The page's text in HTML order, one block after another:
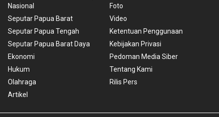
Nasional
Seputar Papua Barat
Seputar Papua Tengah
Seputar Papua Barat Daya
Ekonomi
Hukum
Olahraga
Artikel
Foto
Video
Ketentuan Penggunaan
Kebijakan Privasi
Pedoman Media Siber
Tentang Kami
Rilis Pers